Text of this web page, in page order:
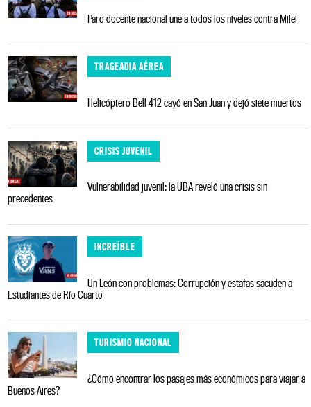
Paro docente nacional une a todos los niveles contra Milei
TRAGEADIA AÉREA
Helicóptero Bell 412 cayó en San Juan y dejó siete muertos
CRISIS JUVENIL
Vulnerabilidad juvenil: la UBA reveló una crisis sin
precedentes
INCREÍBLE
Un León con problemas: Corrupción y estafas sacuden a
Estudiantes de Río Cuarto
TURISMIO NACIONAL
¿Cómo encontrar los pasajes más económicos para viajar a
Buenos Aires?